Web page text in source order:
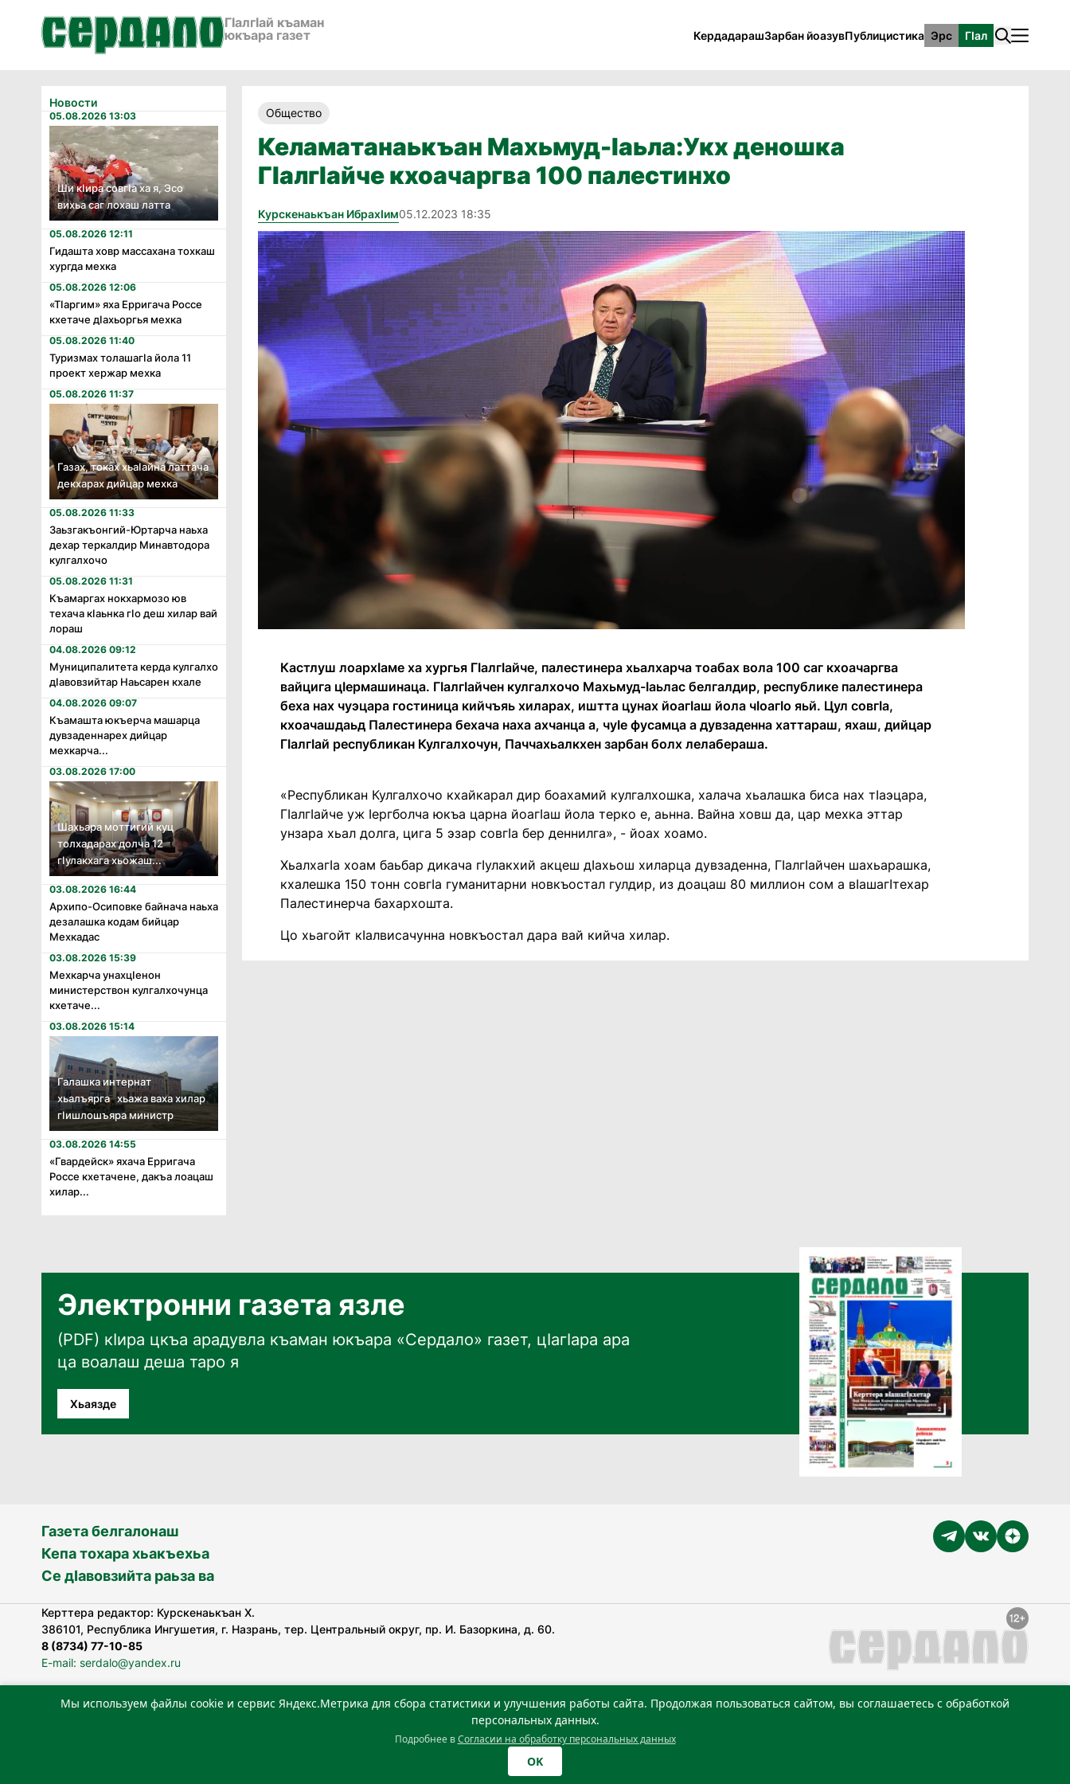
ГӀалгӀай къаман
юкъара газет
КердадарашЗарбан йоазувПублицистика Эрс ГӀал
Новости
05.08.2026 13:03
Ши кӏира совгӏа ха я, Эсо
вихьа саг лохаш латта
05.08.2026 12:11
Гидашта ховр массахана тохкаш
хургда мехка
05.08.2026 12:06
«Тӏаргим» яха Ерригача Россе
кхетаче дӏахьоргья мехка
05.08.2026 11:40
Туризмах толашагӏа йола 11
проект хержар мехка
05.08.2026 11:37
Газах, токах хьаӏайна латтача
декхарах дийцар мехка
05.08.2026 11:33
Заьзгакъонгий-Юртарча наьха
дехар теркалдир Минавтодора
кулгалхочо
05.08.2026 11:31
Къамаргах нокхармозо юв
техача кӏаьнка гӏо деш хилар вай
лораш
04.08.2026 09:12
Муниципалитета керда кулгалхо
дӏавовзийтар Наьсарен кхале
04.08.2026 09:07
Къамашта юкъерча машарца
дувзаденнарех дийцар
мехкарча...
03.08.2026 17:00
Шахьара моттигий куц
толхадарах долча 12
гӏулакхага хьожаш...
03.08.2026 16:44
Архипо-Осиповке байнача наьха
дезалашка кодам бийцар
Мехкадас
03.08.2026 15:39
Мехкарча унахцӏенон
министерствон кулгалхочунца
кхетаче...
03.08.2026 15:14
Галашка интернат
хьалъярга хьажа ваха хилар
гӏишлошъяра министр
03.08.2026 14:55
«Гвардейск» яхача Ерригача
Россе кхетачене, дакъа лоацаш
хилар...
Общество
Келаматанаькъан Махьмуд-Ӏаьла:Укх деношка
ГӀалгӀайче кхоачаргва 100 палестинхо
Курскенаькъан Ибрахӏим05.12.2023 18:35
Кастлуш лоархӀаме ха хургья ГӀалгӀайче, палестинера хьалхарча тоабах вола 100 саг кхоачаргва
вайцига цӀермашинаца. ГӀалгӀайчен кулгалхочо Махьмуд-Ӏаьлас белгалдир, республике палестинера
беха нах чуэцара гостиница кийчъяь хиларах, иштта цунах йоагӀаш йола чӀоагӀо яьй. Цул совгӀа,
кхоачашдаьд Палестинера бехача наха ахчанца а, чуӀе фусамца а дувзаденна хаттараш, яхаш, дийцар
ГӀалгӀай республикан Кулгалхочун, Паччахьалкхен зарбан болх лелабераша.
«Республикан Кулгалхочо кхайкарал дир боахамий кулгалхошка, халача хьалашка биса нах тӀаэцара,
ГӀалгӀайче уж Ӏергболча юкъа царна йоагӀаш йола терко е, аьнна. Вайна ховш да, цар мехка эттар
унзара хьал долга, цига 5 эзар совгӀа бер деннилга», - йоах хоамо.
ХьалхагӀа хоам баьбар дикача гӀулакхий акцеш дӀахьош хиларца дувзаденна, ГӀалгӀайчен шахьарашка,
кхалешка 150 тонн совгӀа гуманитарни новкъостал гулдир, из доацаш 80 миллион сом а вӀашагӀтехар
Палестинерча бахархошта.
Цо хьагойт кӀалвисачунна новкъостал дара вай кийча хилар.
Электронни газета язле
(PDF) кӀира цкъа арадувла къаман юкъара «Сердало» газет, цӀагӀара ара
ца воалаш деша таро я
Хьаязде
Газета белгалонаш
Кепа тохара хьакъехьа
Се дӀавовзийта раьза ва
Керттера редактор: Курскенаькъан Х.
386101, Республика Ингушетия, г. Назрань, тер. Центральный округ, пр. И. Базоркина, д. 60.
8 (8734) 77-10-85
E-mail: serdalo@yandex.ru
«Сердало» газета арадувлар чIоагIдаьд бувзамеи, хоам беча гIирсаштеи, цар дуккхача тайпаштеи тIахьожам
Реестровая запись СМИ: ЭЛ № ФС 77-78323 от 15.05.2020 г. Учредитель: Государственное автономное учреждение
Мы используем файлы cookie и сервис Яндекс.Метрика для сбора статистики и улучшения работы сайта. Продолжая пользоваться сайтом, вы соглашаетесь с обработкой
персональных данных.
Подробнее вСогласии на обработку персональных данных
OK